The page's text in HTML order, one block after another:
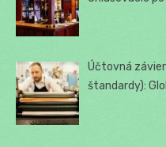
Účtovná
štandardy):